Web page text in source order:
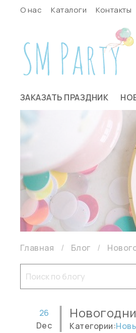
О нас Каталоги Контакты
ЗАКАЗАТЬ ПРАЗДНИК
Главная Блог
26
Dec
Категории: